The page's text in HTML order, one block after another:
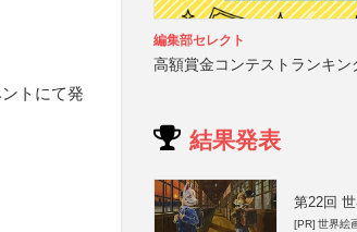
トにて発
編集部セレクト
高額賞金コンテストランキン
結果発表
第22回
[PR] 世界絵